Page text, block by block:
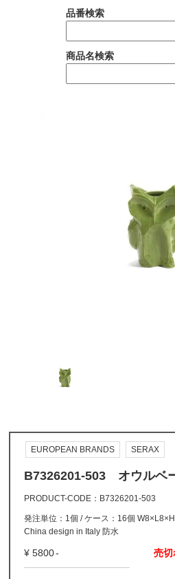
品番検索
商品名検索
EUROPEAN BRANDS SERAX
B7326201-503 オウルベ
PRODUCT-CODE B7326201-503
発注単位：1個 / ケース：16個
China design in Italy 防水
5800 売切